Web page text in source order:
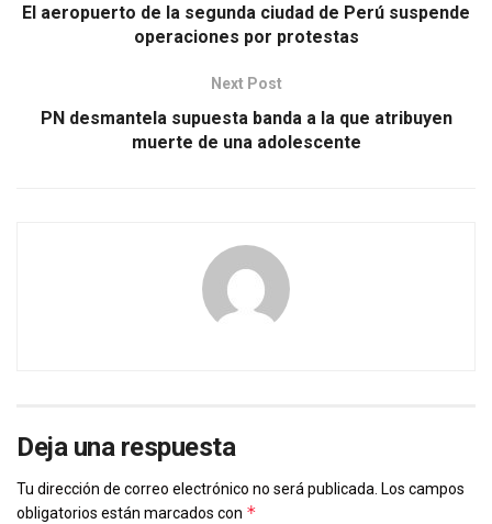
El aeropuerto de la segunda ciudad de Perú suspende
operaciones por protestas
Next Post
PN desmantela supuesta banda a la que atribuyen
muerte de una adolescente
Deja una respuesta
Tu dirección de correo electrónico no será publicada. Los campos
obligatorios están marcados con *